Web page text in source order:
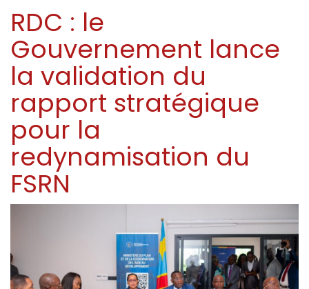
RDC : le
Gouvernement lance
la validation du
rapport stratégique
pour la
redynamisation du
FSRN